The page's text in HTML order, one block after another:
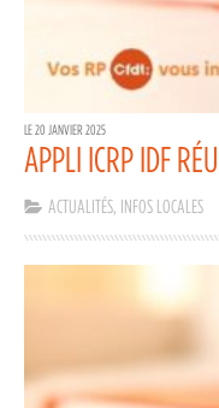
LE 20 JANVIER 2025
APPLI ICRP IDF
ACTUALITÉS, INFOS LOCALES